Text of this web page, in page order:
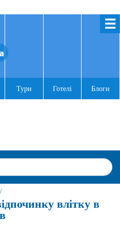
☰
Тури Готелі Блоги
/
влітку в